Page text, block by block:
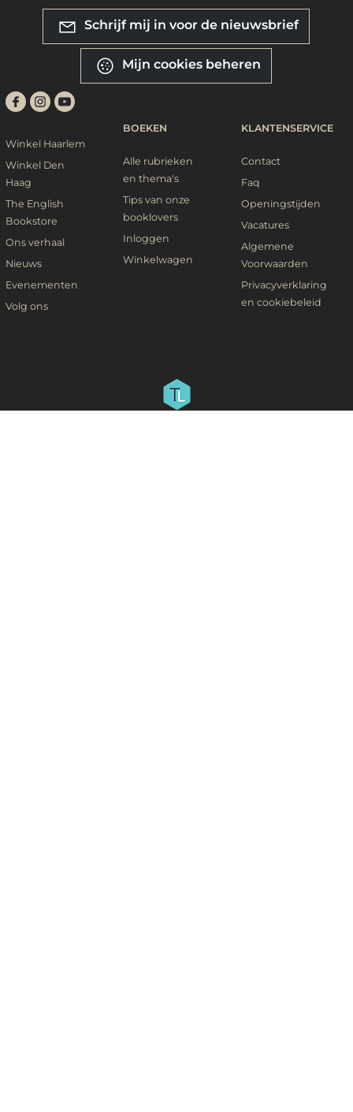
Schrijf mij in voor de nieuwsbrief
Mijn cookies beheren
Winkel Haarlem
Winkel Den
Haag
The English
Bookstore
Ons verhaal
Nieuws
Evenementen
Volg ons
BOEKEN
Alle rubrieken
en thema's
Tips van onze
booklovers
Inloggen
Winkelwagen
KLANTENSERVICE
Contact
Faq
Openingstijden
Vacatures
Algemene
Voorwaarden
Privacyverklaring
en cookiebeleid